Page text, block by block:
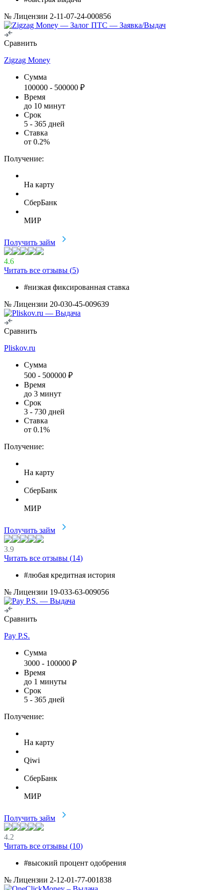
№ Лицензии 2-11-07-24-000856
Сравнить
Zigzag Money
Сумма
100000 - 500000 ₽
Время
до 10 минут
Срок
5 - 365 дней
Ставка
от 0.2%
Получение:
На карту
СберБанк
МИР
Получить займ
4.6
Читать все отзывы (5)
#низкая фиксированная ставка
№ Лицензии 20-030-45-009639
Сравнить
Pliskov.ru
Сумма
500 - 500000 ₽
Время
до 3 минут
Срок
3 - 730 дней
Ставка
от 0.1%
Получение:
На карту
СберБанк
МИР
Получить займ
3.9
Читать все отзывы (14)
#любая кредитная история
№ Лицензии 19-033-63-009056
Сравнить
Pay P.S.
Сумма
3000 - 100000 ₽
Время
до 1 минуты
Срок
5 - 365 дней
Получение:
На карту
Qiwi
СберБанк
МИР
Получить займ
4.2
Читать все отзывы (10)
#высокий процент одобрения
№ Лицензии 2-12-01-77-001838